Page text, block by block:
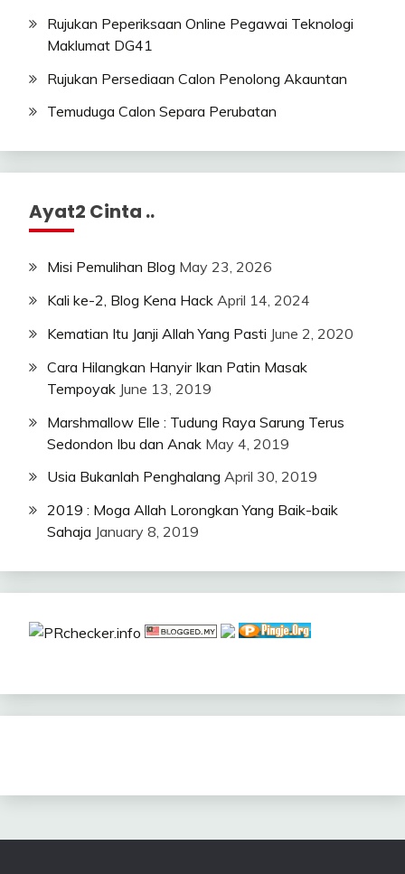
Rujukan Peperiksaan Online Pegawai Teknologi
Maklumat DG41
Rujukan Persediaan Calon Penolong Akauntan
Temuduga Calon Separa Perubatan
Ayat2 Cinta ..
Misi Pemulihan Blog May 23, 2026
Kali ke-2, Blog Kena Hack April 14, 2024
Kematian Itu Janji Allah Yang Pasti June 2, 2020
Cara Hilangkan Hanyir Ikan Patin Masak
Tempoyak June 13, 2019
Marshmallow Elle : Tudung Raya Sarung Terus
Sedondon Ibu dan Anak May 4, 2019
Usia Bukanlah Penghalang April 30, 2019
2019 : Moga Allah Lorongkan Yang Baik-baik
Sahaja January 8, 2019